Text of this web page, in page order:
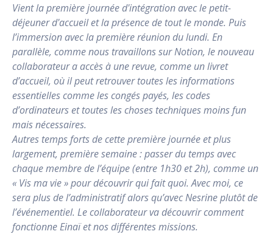
Vient la première journée d'intégration avec le petit-
déjeuner d'accueil et la présence de tout le monde. Puis
l’immersion avec la première réunion du lundi. En
parallèle, comme nous travaillons sur Notion, le nouveau
collaborateur a accès à une revue, comme un livret
d’accueil, où il peut retrouver toutes les informations
essentielles comme les congés payés, les codes
d’ordinateurs et toutes les choses techniques moins fun
mais nécessaires.
Autres temps forts de cette première journée et plus
largement, première semaine : passer du temps avec
chaque membre de l’équipe (entre 1h30 et 2h), comme un
« Vis ma vie » pour découvrir qui fait quoi. Avec moi, ce
sera plus de l’administratif alors qu’avec Nesrine plutôt de
l’événementiel. Le collaborateur va découvrir comment
fonctionne Einaï et nos différentes missions.